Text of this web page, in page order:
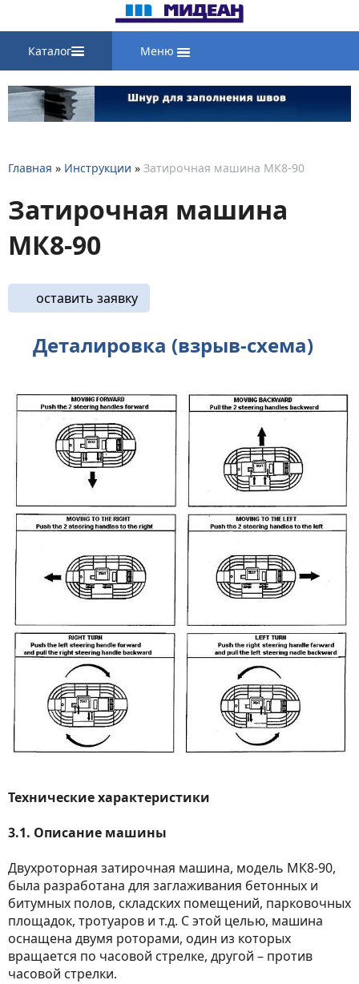
Каталог Меню
Главная » Инструкции » Затирочная машина МК8-90
Затирочная машина
МК8-90
оставить заявку
Деталировка (взрыв-схема)
Технические характеристики
3.1. Описание машины
Двухроторная затирочная машина, модель МК8-90,
была разработана для заглаживания бетонных и
битумных полов, складских помещений, парковочных
площадок, тротуаров и т.д. С этой целью, машина
оснащена двумя роторами, один из которых
вращается по часовой стрелке, другой – против
часовой стрелки.